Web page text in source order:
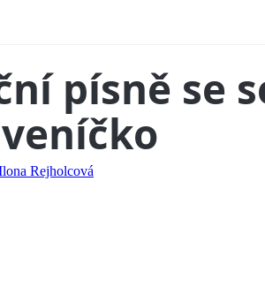
písně se
Rejholcová